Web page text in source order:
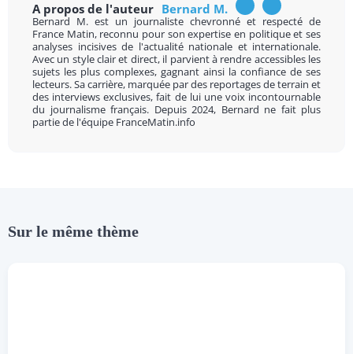
A propos de l'auteur Bernard M.
Bernard M. est un journaliste chevronné et respecté de
France Matin, reconnu pour son expertise en politique et ses
analyses incisives de l'actualité nationale et internationale.
Avec un style clair et direct, il parvient à rendre accessibles les
sujets les plus complexes, gagnant ainsi la confiance de ses
lecteurs. Sa carrière, marquée par des reportages de terrain et
des interviews exclusives, fait de lui une voix incontournable
du journalisme français. Depuis 2024, Bernard ne fait plus
partie de l'équipe FranceMatin.info
Sur le même thème